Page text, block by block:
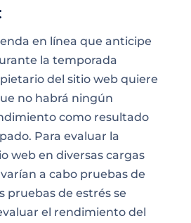
en línea que anticipe
la temporada
del sitio web quiere
no habrá ningún
como resultado
Para evaluar la
web en diversas cargas
a cabo pruebas de
pruebas de estrés se
el rendimiento del